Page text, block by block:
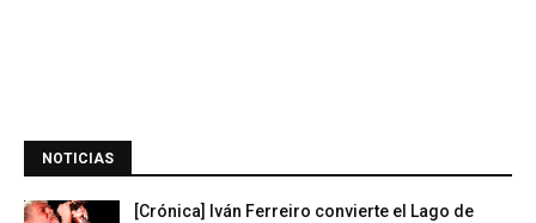
NOTICIAS
[Crónica] Iván Ferreiro convierte el Lago de